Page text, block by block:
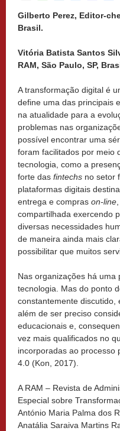
Gilberto Perez, Editor-
Brasil.
Vitória Batista Santos
RAM, São Paulo, SP,
A transformação digital é
define uma das principais
na atualidade para a
problemas nas
possível encontrar uma
foram facilitados por meio
tecnologia, como a
forte das fintechs no setor
plataformas digitais
entrega e compras on-line
compartilhada exercendo
diversas necessidades
de maneira ainda mais
possibilitar que muitos
Nas organizações há
tecnologia. Mas do ponto
constantemente discutido,
além de ser preciso
educacionais e,
vez mais qualificados no
incorporadas ao processo
4.0 (Kon, 2017).
A RAM – Revista de
Especial sobre
António Maria Palma dos
Anatália Saraiva Martins